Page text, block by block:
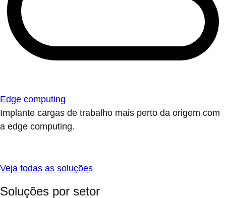
Edge computing
Implante cargas de trabalho mais perto da origem com
a edge computing.
Veja todas as soluções
Soluções por setor